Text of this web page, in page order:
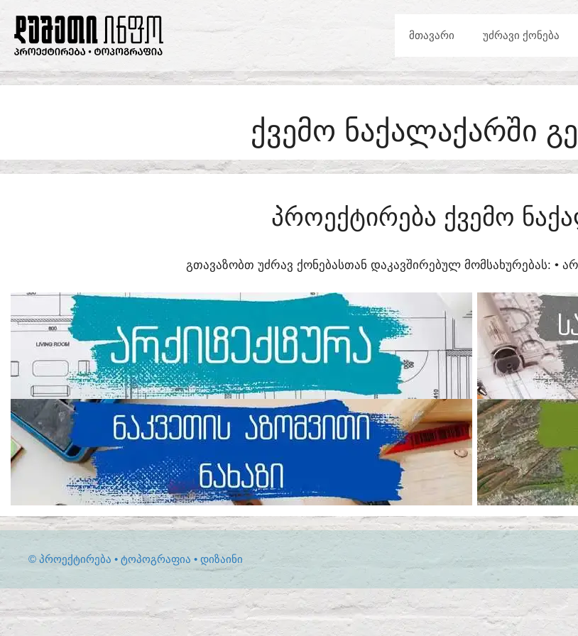
CONTENT
ᲛᲗᲐᲕᲐᲠᲘ ᲣᲫᲠᲐᲕᲘ ᲥᲝᲜᲔᲑᲐ
ᲥᲕᲔᲛᲝ ᲜᲐᲥᲐᲚᲐᲥᲐᲠᲨᲘ
ᲞᲠᲝᲔᲥᲢᲘᲠᲔᲑᲐ ᲥᲕᲔᲛᲝ
ᲒᲗᲐᲕᲐᲖᲝᲑᲗ ᲣᲫᲠᲐᲕ ᲥᲝᲜᲔᲑᲐᲡᲗᲐᲜ ᲓᲐᲙᲐᲕᲨᲘᲠᲔᲑᲣᲚ ᲛᲝᲛᲡᲐᲮᲣᲠᲔᲑᲐᲡ:​ •
© ᲞᲠᲝᲔᲥᲢᲘᲠᲔᲑᲐ • ᲢᲝᲞᲝᲒᲠᲐᲤᲘᲐ • ᲓᲘᲖᲐᲘᲜᲘ